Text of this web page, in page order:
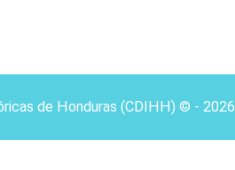
de Honduras (CDIHH) © - 2026